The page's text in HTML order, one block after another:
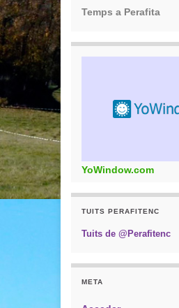
Temps a Perafita
YoWindow.com
TUITS PERAFITENC
Tuits de @Perafitenc
META